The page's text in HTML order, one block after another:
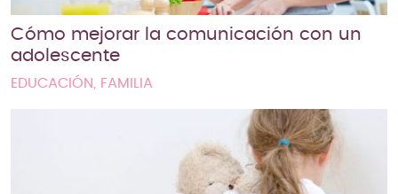
Cómo mejorar la comunicación con un
adolescente
EDUCACIÓN, FAMILIA